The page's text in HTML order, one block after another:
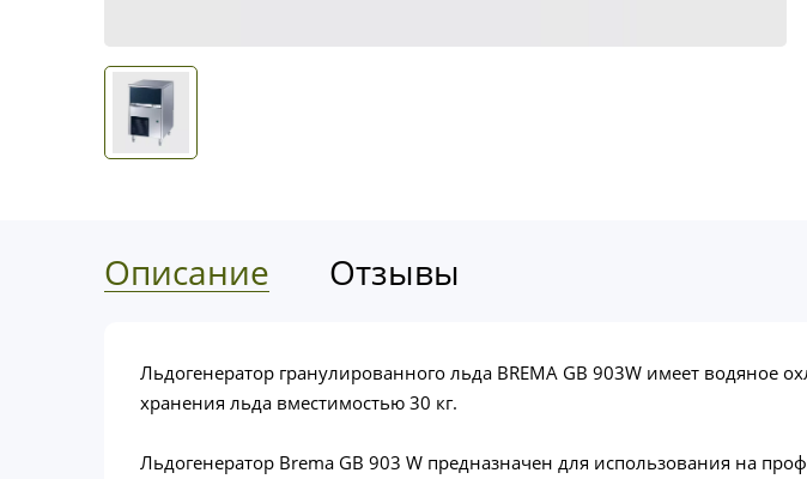
Описание Отзывы
Льдогенератор гранулированного льда BREMA GB 903W имеет водяное
хранения льда вместимостью 30 кг.
Льдогенератор Brema GB 903 W предназначен для использования на